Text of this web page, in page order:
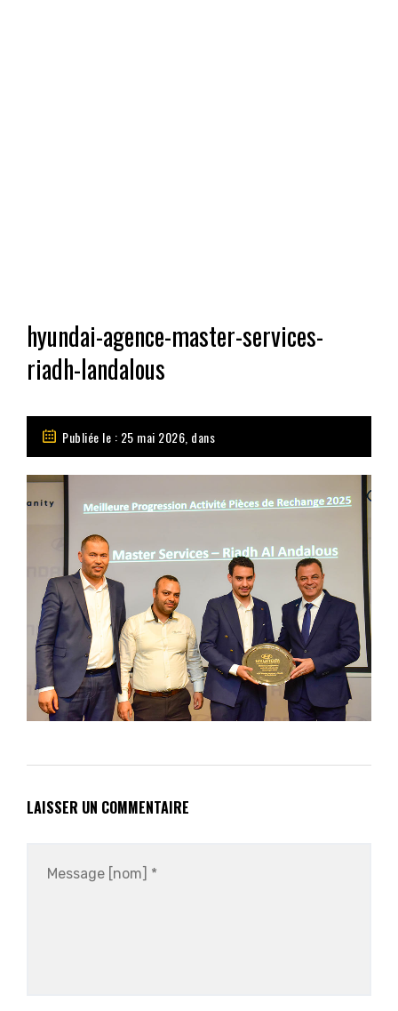
hyundai-agence-master-services-
riadh-landalous
Publiée le : 25 mai 2026, dans
LAISSER UN COMMENTAIRE